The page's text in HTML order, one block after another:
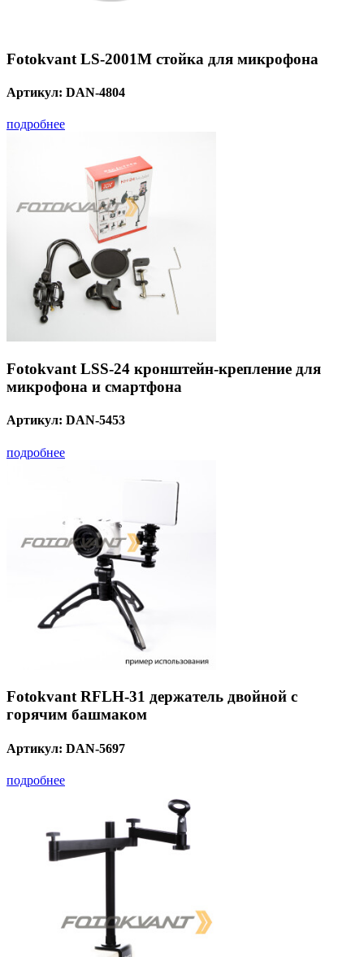
Fotokvant LS-2001M стойка для микрофона
Артикул: DAN-4804
подробнее
Fotokvant LSS-24 кронштейн-крепление для
микрофона и смартфона
Артикул: DAN-5453
подробнее
Fotokvant RFLH-31 держатель двойной с
горячим башмаком
Артикул: DAN-5697
подробнее